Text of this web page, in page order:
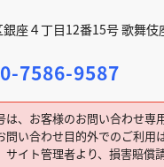
座４丁目12番15号 歌舞伎
7586-9587
は、お客様のお問い合わせ専
問い合わせ目的外でのご利用
サイト管理者より、損害賠償